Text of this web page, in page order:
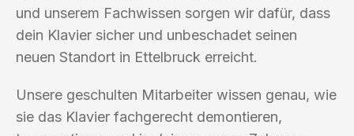
und unserem Fachwissen sorgen wir dafür, dass
dein Klavier sicher und unbeschadet seinen
neuen Standort in Ettelbruck erreicht.
Unsere geschulten Mitarbeiter wissen genau, wie
sie das Klavier fachgerecht demontieren,